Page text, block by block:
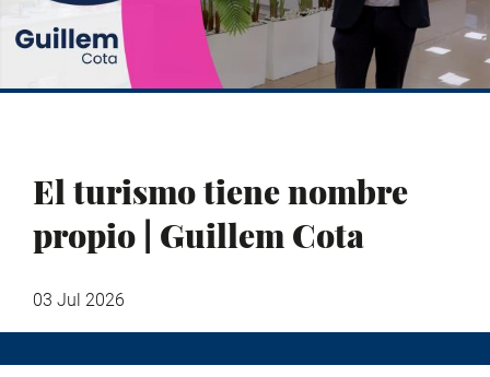
El turismo tiene nombre
propio | Guillem Cota
03 Jul 2026